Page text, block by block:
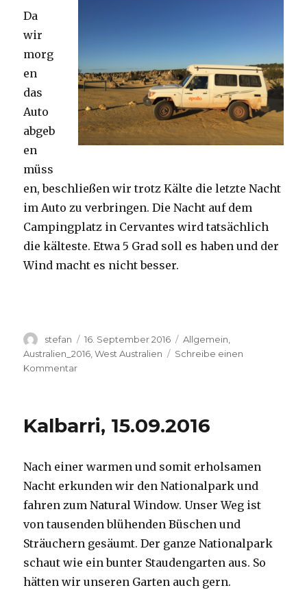
Da
wir
morg
en
das
Auto
abgeb
en
müss
en, beschließen wir trotz Kälte die letzte Nacht
im Auto zu verbringen. Die Nacht auf dem
Campingplatz in Cervantes wird tatsächlich
die kälteste. Etwa 5 Grad soll es haben und der
Wind macht es nicht besser.
Autor
stefan
Veröffentlicht
am
16. September 2016 Kategorien
Allgemein
Australien_2016 ,West Australien
Schreibe einen
Kommentarzu
Kalbarri, 15.09.2016
Nach einer warmen und somit erholsamen
Nacht erkunden wir den Nationalpark und
fahren zum Natural Window. Unser Weg ist
von tausenden blühenden Büschen und
Sträuchern gesäumt. Der ganze Nationalpark
schaut wie ein bunter Staudengarten aus. So
hätten wir unseren Garten auch gern.